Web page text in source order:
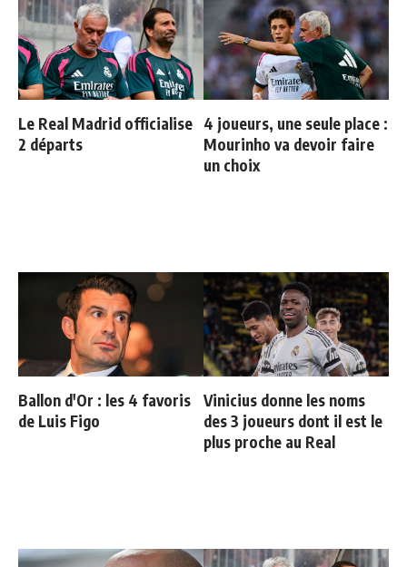
Le Real Madrid officialise
2 départs
4 joueurs, une seule place :
Mourinho va devoir faire
un choix
Ballon d'Or : les 4 favoris
de Luis Figo
Vinicius donne les noms
des 3 joueurs dont il est le
plus proche au Real